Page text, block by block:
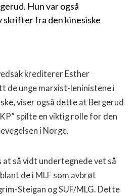
Hun var også
skrifter fra den kinesiske
krediterer Esther
de unge marxist-leninistene i
viser også dette at Bergerud
spilte en viktig rolle for den
i Norge.
at så vidt undertegnede vet så
de i MLF som avbrøt
Steigan og SUF/MLG. Dette